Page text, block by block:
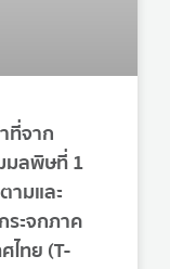
ที่จาก
มลพิษที่ 1
ามและ
ระจกภาค
ไทย (T-